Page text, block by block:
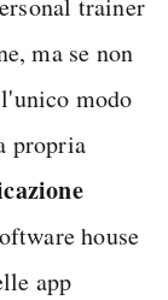
trainer
ma se non
modo
propria
house
app